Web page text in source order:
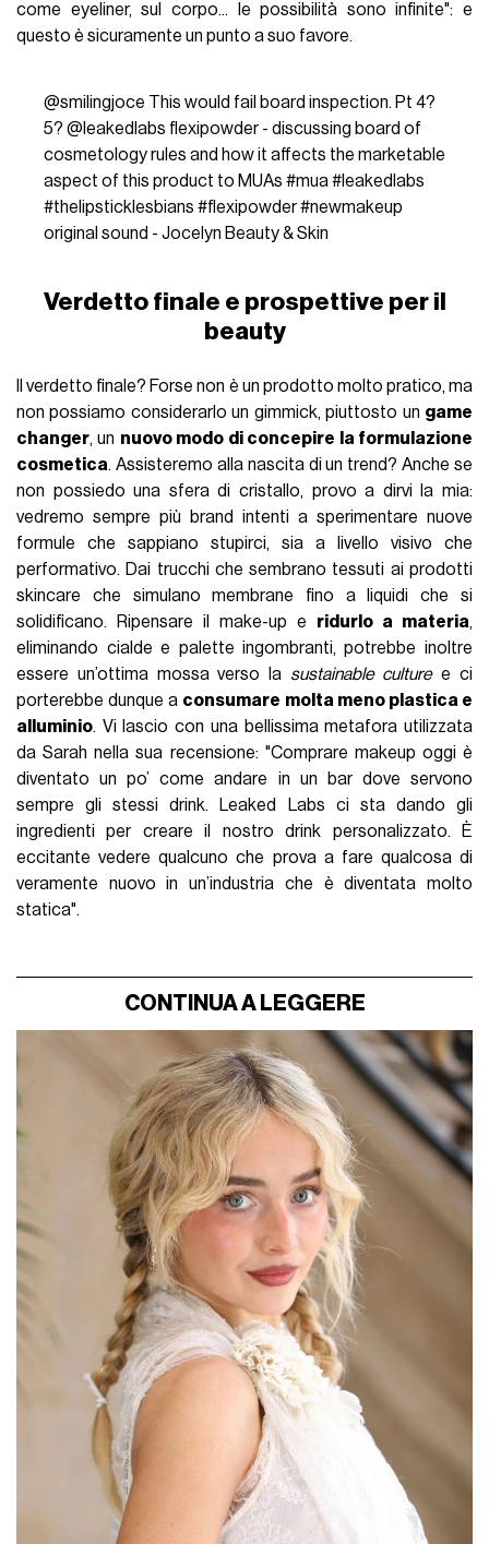
come eyeliner, sul corpo... le possibilità sono infinite": e
questo è sicuramente un punto a suo favore.
@smilingjoce This would fail board inspection. Pt 4?
5? @leakedlabs flexipowder - discussing board of
cosmetology rules and how it affects the marketable
aspect of this product to MUAs #mua#leakedlabs
#thelipsticklesbians #flexipowder#newmakeup
original sound - Jocelyn Beauty & Skin
Verdetto finale e prospettive per il
beauty
Il verdetto finale? Forse non è un prodotto molto pratico, ma
non possiamo considerarlo un gimmick, piuttosto un game
changer, un nuovo modo di concepire la formulazione
cosmetica. Assisteremo alla nascita di un trend? Anche se
non possiedo una sfera di cristallo, provo a dirvi la mia:
vedremo sempre più brand intenti a sperimentare nuove
formule che sappiano stupirci, sia a livello visivo che
performativo. Dai trucchi che sembrano tessuti ai prodotti
skincare che simulano membrane fino a liquidi che si
solidificano. Ripensare il make-up e ridurlo a materia,
eliminando cialde e palette ingombranti, potrebbe inoltre
essere un’ottima mossa verso la sustainable culturee ci
porterebbe dunque a consumare molta meno plastica e
alluminio. Vi lascio con una bellissima metafora utilizzata
da Sarah nella sua recensione: "Comprare makeup oggi è
diventato un po’ come andare in un bar dove servono
sempre gli stessi drink. Leaked Labs ci sta dando gli
ingredienti per creare il nostro drink personalizzato. È
eccitante vedere qualcuno che prova a fare qualcosa di
veramente nuovo in un’industria che è diventata molto
statica".
CONTINUA A LEGGERE